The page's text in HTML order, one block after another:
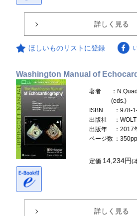
詳しく見る
ほしいものリストに登録
Washington Manual of
著者
：
(eds.)
ISBN
：978-
出版社
：
出版年
：2017
ページ数 ：350pp.
定価 14,234円(
詳しく見る